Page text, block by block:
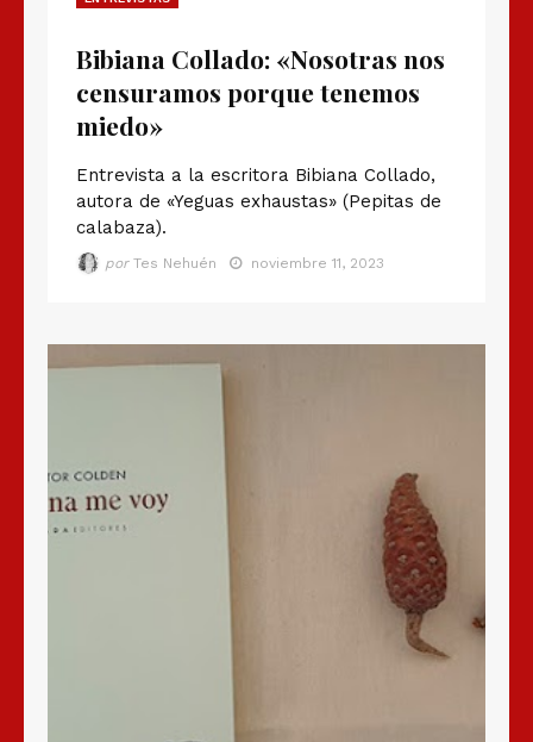
Bibiana Collado: «Nosotras nos
censuramos porque tenemos
miedo»
Entrevista a la escritora Bibiana Collado,
autora de «Yeguas exhaustas» (Pepitas de
calabaza).
por Tes Nehuén noviembre 11, 2023